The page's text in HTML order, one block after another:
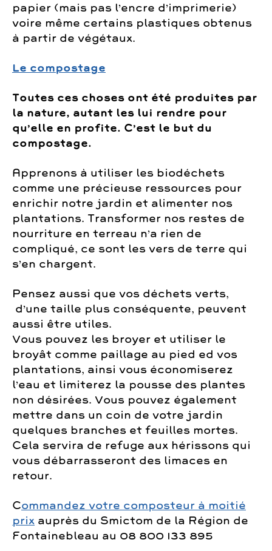
papier (mais pas l’encre d’imprimerie)
voire même certains plastiques obtenus
à partir de végétaux.
Le compostage
Toutes ces choses ont été produites par
la nature, autant les lui rendre pour
qu’elle en profite. C’est le but du
compostage.
Apprenons à utiliser les biodéchets
comme une précieuse ressources pour
enrichir notre jardin et alimenter nos
plantations. Transformer nos restes de
nourriture en terreau n’a rien de
compliqué, ce sont les vers de terre qui
s’en chargent.
Pensez aussi que vos déchets verts,
d’une taille plus conséquente, peuvent
aussi être utiles.
Vous pouvez les broyer et utiliser le
broyât comme paillage au pied ed vos
plantations, ainsi vous économiserez
l’eau et limiterez la pousse des plantes
non désirées. Vous pouvez également
mettre dans un coin de votre jardin
quelques branches et feuilles mortes.
Cela servira de refuge aux hérissons qui
vous débarrasseront des limaces en
retour.
Commandez votre composteur à moitié
prix auprès du Smictom de la Région de
Fontainebleau au 08 800 133 895